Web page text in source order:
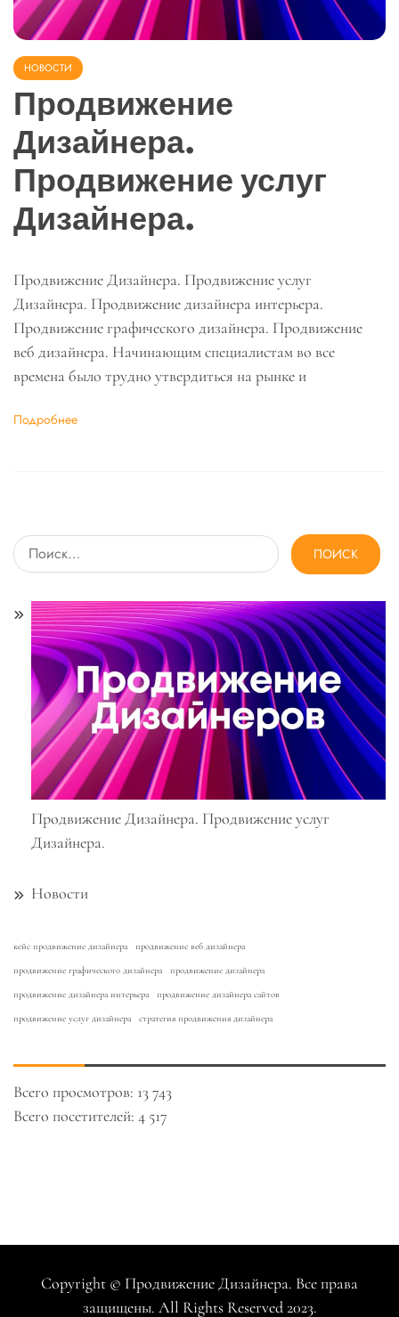
НОВОСТИ
Продвижение
Дизайнера.
Продвижение услуг
Дизайнера.
Продвижение Дизайнера. Продвижение услуг
Дизайнера. Продвижение дизайнера интерьера.
Продвижение графического дизайнера. Продвижение
веб дизайнера. Начинающим специалистам во все
времена было трудно утвердиться на рынке и
Подробнее
Найти:
Продвижение Дизайнера. Продвижение услуг
Дизайнера.
Новости
кейс продвижение дизайнера продвижение веб дизайнера
продвижение графического дизайнера продвижение дизайнера
продвижение дизайнера интерьера продвижение дизайнера сайтов
продвижение услуг дизайнера стратегия продвижения дизайнера
Всего просмотров: 13 743
Всего посетителей: 4 517
Copyright © Продвижение Дизайнера. Все права
защищены. All Rights Reserved 2023.